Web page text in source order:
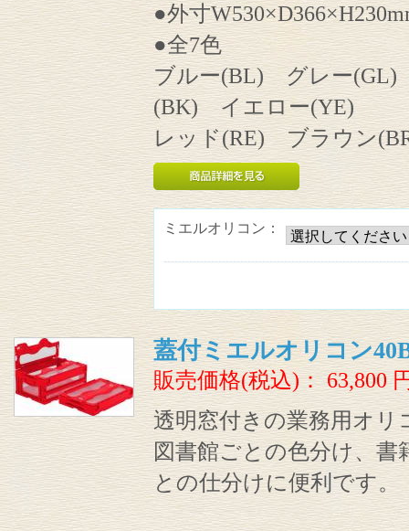
●外寸
●全7色
ブルー(BL) グレー
(BK) イエロー(YE)
レッド(RE) ブラウン
ミエルオリコン：
蓋付ミエルオリコン
販売価格(税込)：63,800
透明窓付きの業務用オリ
図書館ごとの色分け、
との仕分けに便利です。